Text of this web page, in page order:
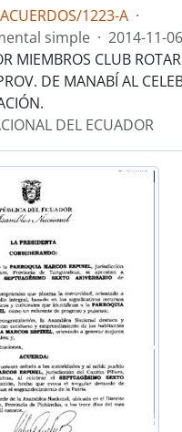
1223-A ·
simple · 2014-11-06
MIEMBROS CLUB
DE MANABÍ AL
DEL ECUADOR